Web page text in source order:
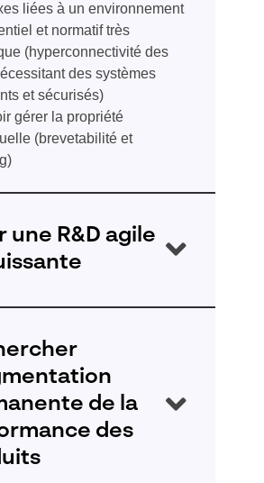
liées à un environnement
et normatif très
(hyperconnectivité des
des systèmes
et sécurisés)
gérer la propriété
(brevetabilité et
une R&D agile
une agilité des process pour
temps de développement
le “time to market”.
de la
des